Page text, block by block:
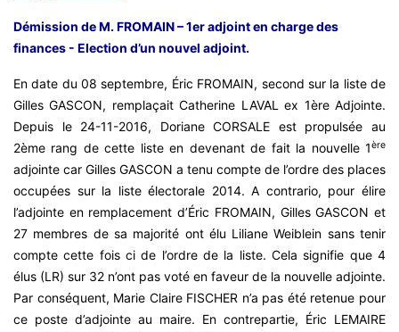
Démission de M. FROMAIN – 1er adjoint en charge des
finances - Election d’un nouvel adjoint.
En date du 08 septembre, Éric FROMAIN, second sur la liste de
Gilles GASCON, remplaçait Catherine LAVAL ex 1ère Adjointe.
Depuis le 24-11-2016, Doriane CORSALE est propulsée au
2ème rang de cette liste en devenant de fait la nouvelle 1ère
adjointe car Gilles GASCON a tenu compte de l’ordre des places
occupées sur la liste électorale 2014. A contrario, pour élire
l’adjointe en remplacement d’Éric FROMAIN, Gilles GASCON et
27 membres de sa majorité ont élu Liliane Weiblein sans tenir
compte cette fois ci de l’ordre de la liste. Cela signifie que 4
élus (LR) sur 32 n’ont pas voté en faveur de la nouvelle adjointe.
Par conséquent, Marie Claire FISCHER n’a pas été retenue pour
ce poste d’adjointe au maire. En contrepartie, Éric LEMAIRE